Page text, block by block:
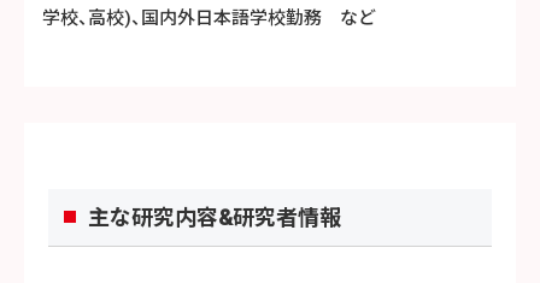
学校、高校)、国内外日本語学校勤務 など
主な研究内容&研究者情報